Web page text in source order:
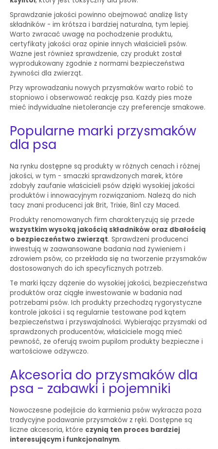
Sprawdzanie jakości powinno obejmować analizę listy
składników - im krótsza i bardziej naturalna, tym lepiej.
Warto zwracać uwagę na pochodzenie produktu,
certyfikaty jakości oraz opinie innych właścicieli psów.
Ważne jest również sprawdzenie, czy produkt został
wyprodukowany zgodnie z normami bezpieczeństwa
żywności dla zwierząt.
Przy wprowadzaniu nowych przysmaków warto robić to
stopniowo i obserwować reakcję psa. Każdy pies może
mieć indywidualne nietolerancje czy preferencje smakowe.
Popularne marki przysmaków
dla psa
Na rynku dostępne są produkty w różnych cenach i różnej
jakości, w tym - smaczki sprawdzonych marek, które
zdobyły zaufanie właścicieli psów dzięki wysokiej jakości
produktów i innowacyjnym rozwiązaniom. Należą do nich
tacy znani producenci jak Brit, Trixie, 8in1 czy Maced.
Produkty renomowanych firm charakteryzują się przede
wszystkim wysoką jakością składników oraz dbałością
o bezpieczeństwo zwierząt. Sprawdzeni producenci
inwestują w zaawansowane badania nad żywieniem i
zdrowiem psów, co przekłada się na tworzenie przysmaków
dostosowanych do ich specyficznych potrzeb.
Te marki łączy dążenie do wysokiej jakości, bezpieczeństwa
produktów oraz ciągłe inwestowanie w badania nad
potrzebami psów. Ich produkty przechodzą rygorystyczne
kontrole jakości i są regularnie testowane pod kątem
bezpieczeństwa i przyswajalności. Wybierając przysmaki od
sprawdzonych producentów, właściciele mogą mieć
pewność, że oferują swoim pupilom produkty bezpieczne i
wartościowe odżywczo.
Akcesoria do przysmaków dla
psa - zabawki i pojemniki
Nowoczesne podejście do karmienia psów wykracza poza
tradycyjne podawanie przysmaków z ręki. Dostępne są
liczne akcesoria, które czynią ten proces bardziej
interesującym i funkcjonalnym.